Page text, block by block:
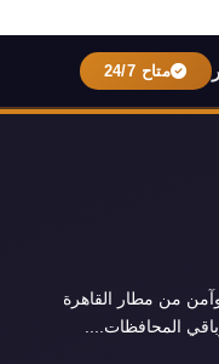
متاح 24/7
من مطار القاهرة
المحافظات....